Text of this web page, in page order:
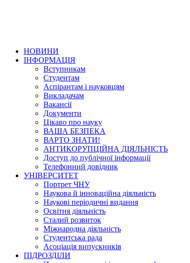
НОВИНИ
ІНФОРМАЦІЯ
Вступникам
Студентам
Аспірантам і науковцям
Викладачам
Вакансії
Документи
Цікаво про науку
ВАША БЕЗПЕКА
ВАРТО ЗНАТИ!
АНТИКОРУПЦІЙНА ДІЯЛЬНІСТЬ
Доступ до публічної інформації
Телефонний довідник
УНІВЕРСИТЕТ
Портрет ЧНУ
Наукова й інноваційна діяльність
Наукові періодичні видання
Освітня діяльність
Сталий розвиток
Міжнародна діяльність
Студентська рада
Асоціація випускників
ПІДРОЗДІЛИ